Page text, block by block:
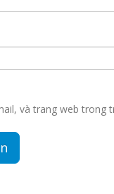
và trang web trong